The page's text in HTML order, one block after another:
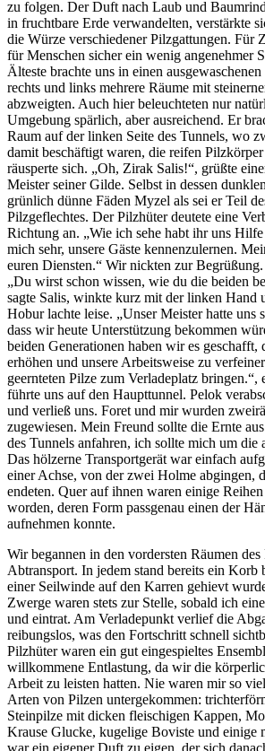
zu folgen. Der Duft nach Laub und
in fruchtbare Erde verwandelten, verstärkte
die Würze verschiedener Pilzgattungen. Für
für Menschen sicher ein wenig angenehmer
Älteste brachte uns in einen
rechts und links mehrere Räume mit
abzweigten. Auch hier beleuchteten nur
Umgebung spärlich, aber ausreichend. Er
Raum auf der linken Seite des Tunnels, wo
damit beschäftigt waren, die reifen
räusperte sich. „Oh, Zirak Salis!“, grüßte
Meister seiner Gilde. Selbst in dessen
grünlich dünne Fäden Myzel als sei er Teil
Pilzgeflechtes. Der Pilzhüter deutete eine
Richtung an. „Wie ich sehe habt ihr uns
mich sehr, unsere Gäste kennenzulernen.
euren Diensten.“ Wir nickten zur Begrüßung.
„Du wirst schon wissen, wie du die beiden
sagte Salis, winkte kurz mit der linken Hand
Hobur lachte leise. „Unser Meister hatte uns
dass wir heute Unterstützung bekommen
beiden Generationen haben wir es geschafft,
erhöhen und unsere Arbeitsweise zu
geernteten Pilze zum Verladeplatz bringen.“,
führte uns auf den Haupttunnel. Pelok
und verließ uns. Foret und mir wurden
zugewiesen. Mein Freund sollte die Ernte
des Tunnels anfahren, ich sollte mich um die
Das hölzerne Transportgerät war einfach
einer Achse, von der zwei Holme abgingen,
endeten. Quer auf ihnen waren einige
worden, deren Form passgenau einen der
aufnehmen konnte.
Wir begannen in den vordersten Räumen
Abtransport. In jedem stand bereits ein Korb
einer Seilwinde auf den Karren gehievt
Zwerge waren stets zur Stelle, sobald ich
und eintrat. Am Verladepunkt verlief die
reibungslos, was den Fortschritt schnell
Pilzhüter waren ein gut eingespieltes
willkommene Entlastung, da wir die
Arbeit zu leisten hatten. Nie waren mir so
Arten von Pilzen untergekommen:
Steinpilze mit dicken fleischigen Kappen,
Krause Glucke, kugelige Boviste und einige
war ein eigener Duft zu eigen, der sich